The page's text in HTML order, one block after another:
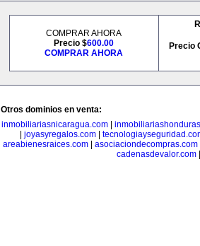
COMPRAR AHORA
Precio $600.00
COMPRAR AHORA
Precio
Otros dominios en venta:
inmobiliariasnicaragua.com|
joyasyregalos.com
areabienesraices.com| asociaciondecompras.com
cadenasdevalor.com|